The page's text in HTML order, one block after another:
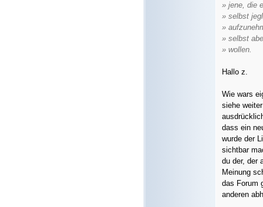
» jene, die
» selbst
»
» selbst
» wollen.
Hallo z.
Wie wars
siehe
dass ein
wurde der
sichtbar
du der, der
Meinung
das Forum
anderen